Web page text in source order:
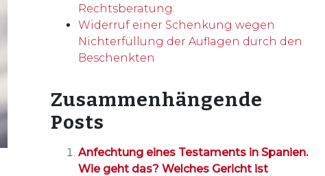
Rechtsberatung.
Widerruf einer Schenkung wegen
Nichterfüllung der Auflagen durch den
Beschenkten
Zusammenhängende
Posts
Anfechtung eines Testaments in Spanien.
Wie geht das? Welches Gericht ist